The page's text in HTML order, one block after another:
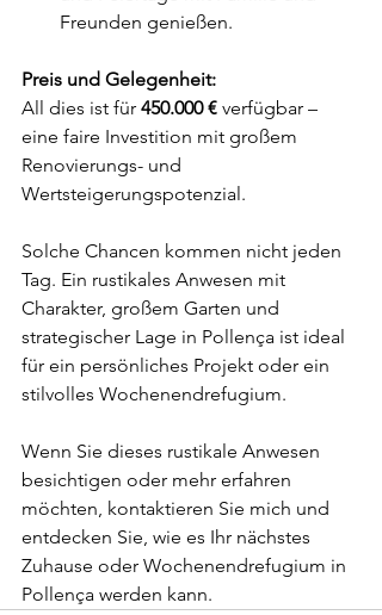
Freunden genießen.
Preis und Gelegenheit:
All dies ist für 450.000 € verfügbar –
eine faire Investition mit großem
Renovierungs- und
Wertsteigerungspotenzial.
Solche Chancen kommen nicht jeden
Tag. Ein rustikales Anwesen mit
Charakter, großem Garten und
strategischer Lage in Pollença ist ideal
für ein persönliches Projekt oder ein
stilvolles Wochenendrefugium.
Wenn Sie dieses rustikale Anwesen
besichtigen oder mehr erfahren
möchten, kontaktieren Sie mich und
entdecken Sie, wie es Ihr nächstes
Zuhause oder Wochenendrefugium in
Pollença werden kann.